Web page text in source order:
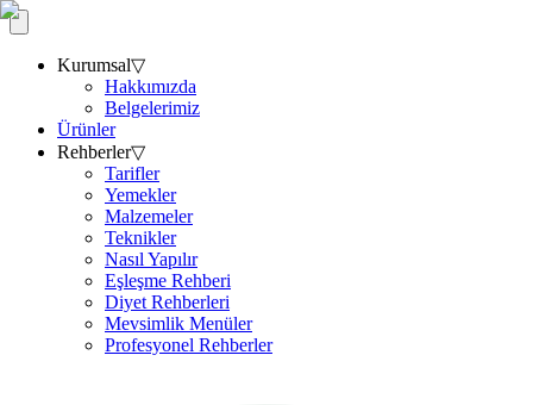
Kurumsal▽
Hakkımızda
Belgelerimiz
Ürünler
Rehberler▽
Tarifler
Yemekler
Malzemeler
Teknikler
Nasıl Yapılır
Eşleşme Rehberi
Diyet Rehberleri
Mevsimlik Menüler
Profesyonel Rehberler